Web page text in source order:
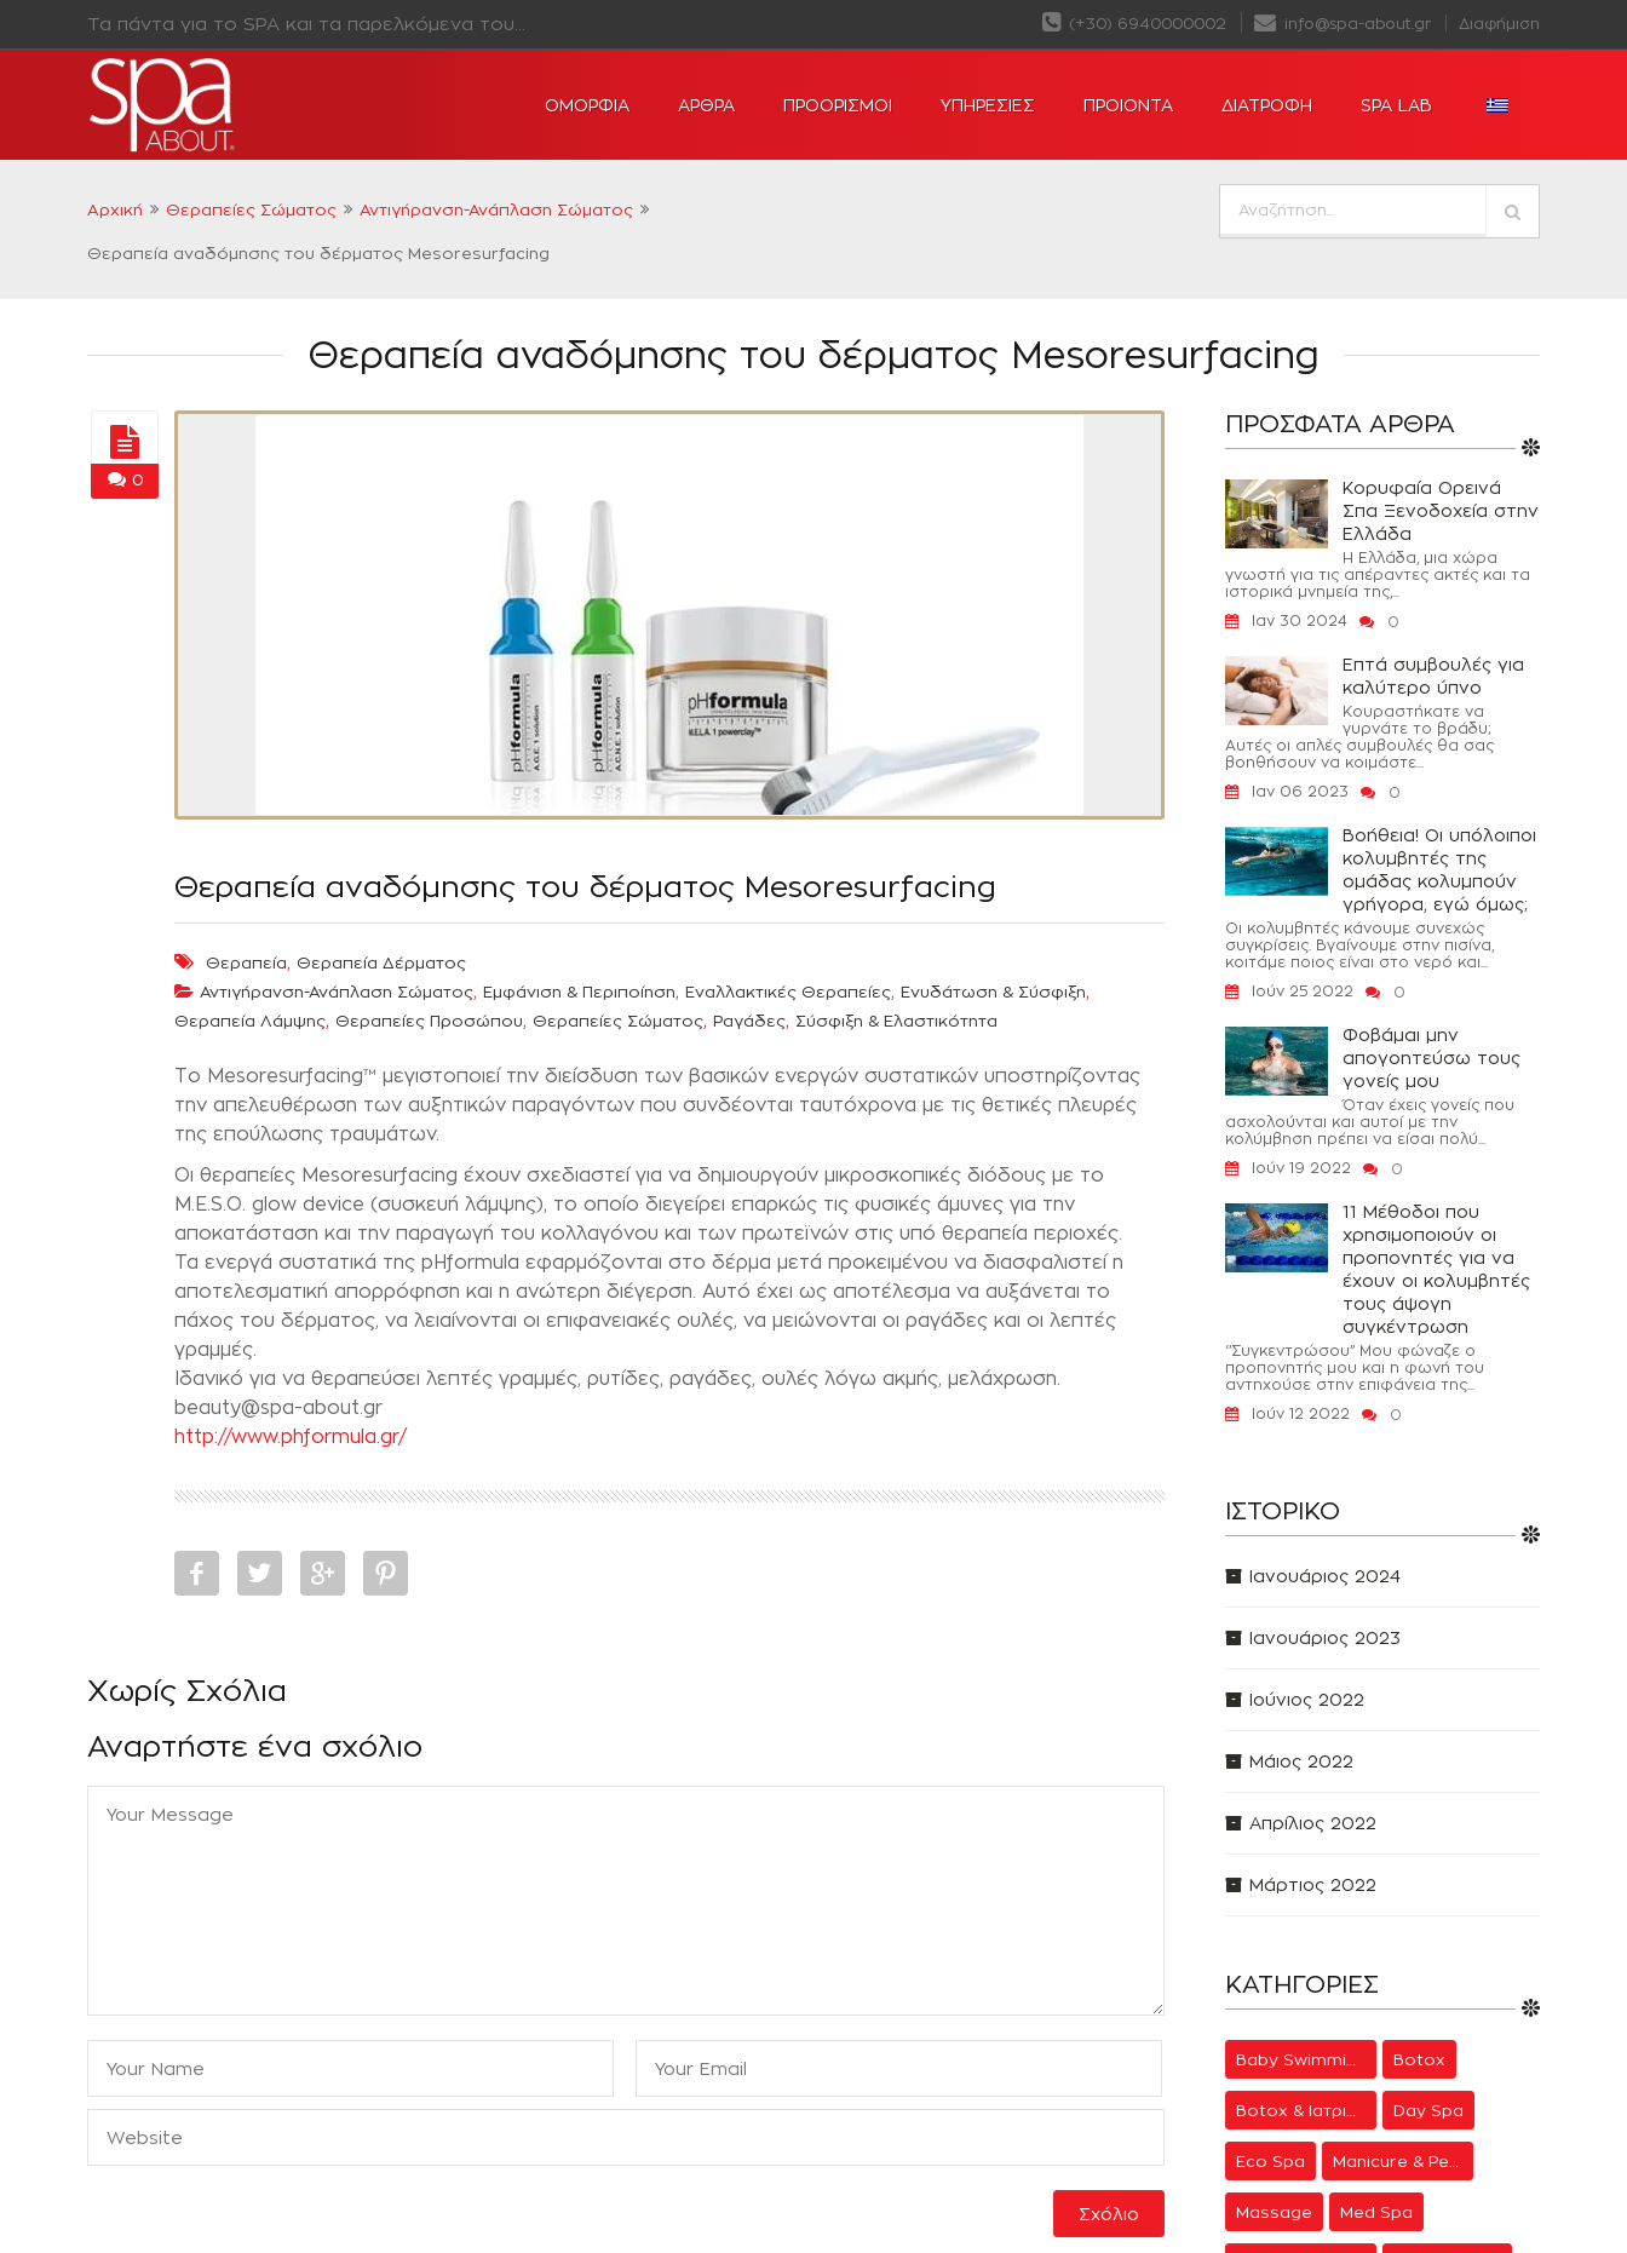
Τα πάντα για το SPA και τα παρελκόμενα του… (+30) 6940000002 info@spa-about.gr Διαφήμιση
ΟΜΟΡΦΙΑ ΑΡΘΡΑ ΠΡΟΟΡΙΣΜΟΙ ΥΠΗΡΕΣΙΕΣ ΠΡΟΙΟΝΤΑ ΔΙΑΤΡΟΦΗ SPA LAB
Αρχική Θεραπείες Σώματος Αντιγήρανση-Ανάπλαση Σώματος
Θεραπεία αναδόμησης του δέρματος Mesoresurfacing
Θεραπεία αναδόμησης του δέρματος Mesoresurfacing
0
Θεραπεία αναδόμησης του δέρματος Mesoresurfacing
Θεραπεία, Θεραπεία Δέρματος
Αντιγήρανση-Ανάπλαση Σώματος, Εμφάνιση & Περιποίηση, Εναλλακτικές Θεραπείες, Ενυδάτωση & Σύσφιξη,
Θεραπεία Λάμψης, Θεραπείες Προσώπου, Θεραπείες Σώματος, Ραγάδες, Σύσφιξη & Ελαστικότητα
Το Mesoresurfacing™ μεγιστοποιεί την διείσδυση των βασικών ενεργών συστατικών υποστηρίζοντας
την απελευθέρωση των αυξητικών παραγόντων που συνδέονται ταυτόχρονα με τις θετικές πλευρές
της επούλωσης τραυμάτων.
Οι θεραπείες Mesoresurfacing έχουν σχεδιαστεί για να δημιουργούν μικροσκοπικές διόδους με το
M.E.S.O. glow device (συσκευή λάμψης), το οποίο διεγείρει επαρκώς τις φυσικές άμυνες για την
αποκατάσταση και την παραγωγή του κολλαγόνου και των πρωτεϊνών στις υπό θεραπεία περιοχές.
Τα ενεργά συστατικά της pHformula εφαρμόζονται στο δέρμα μετά προκειμένου να διασφαλιστεί η
αποτελεσματική απορρόφηση και η ανώτερη διέγερση. Αυτό έχει ως αποτέλεσμα να αυξάνεται το
πάχος του δέρματος, να λειαίνονται οι επιφανειακές ουλές, να μειώνονται οι ραγάδες και οι λεπτές
γραμμές.
Ιδανικό για να θεραπεύσει λεπτές γραμμές, ρυτίδες, ραγάδες, ουλές λόγω ακμής, μελάχρωση.
beauty@spa-about.gr
http://www.phformula.gr/
Χωρίς Σχόλια
Αναρτήστε ένα σχόλιο
ΠΡΌΣΦΑΤΑ ΆΡΘΡΑ
Κορυφαία Ορεινά
Σπα Ξενοδοχεία στην
Ελλάδα
Η Ελλάδα, μια χώρα
γνωστή για τις απέραντες ακτές και τα
ιστορικά μνημεία της,...
Ιαν 30 2024
0
Επτά συμβουλές για
καλύτερο ύπνο
Κουραστήκατε να
γυρνάτε το βράδυ;
Αυτές οι απλές συμβουλές θα σας
βοηθήσουν να κοιμάστε...
Ιαν 06 2023
0
Βοήθεια! Οι υπόλοιποι
κολυμβητές της
ομάδας κολυμπούν
γρήγορα, εγώ όμως;
Οι κολυμβητές κάνουμε συνεχώς
συγκρίσεις. Βγαίνουμε στην πισίνα,
κοιτάμε ποιος είναι στο νερό και...
Ιούν 25 2022
0
Φοβάμαι μην
απογοητεύσω τους
γονείς μου
Όταν έχεις γονείς που
ασχολούνται και αυτοί με την
κολύμβηση πρέπει να είσαι πολύ...
Ιούν 19 2022
0
11 Μέθοδοι που
χρησιμοποιούν οι
προπονητές για να
έχουν οι κολυμβητές
τους άψογη
συγκέντρωση
‘’Συγκεντρώσου’’ Μου φώναζε ο
προπονητής μου και η φωνή του
αντηχούσε στην επιφάνεια της...
Ιούν 12 2022
0
ΙΣΤΟΡΙΚΌ
Ιανουάριος 2024
Ιανουάριος 2023
Ιούνιος 2022
Μάιος 2022
Απρίλιος 2022
Μάρτιος 2022
ΚΑΤΗΓΟΡΊΕΣ
Botox
Day Spa
Eco Spa
Massage Med Spa